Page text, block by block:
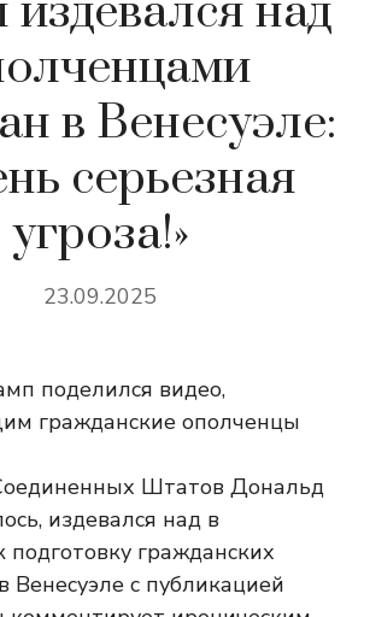
над
в Венесуэле:
серьезная
угроза!»
23.09.2025
поделился видео,
гражданские ополченцы
Штатов Дональд
издевался над в
подготовку гражданских
Венесуэле с публикацией